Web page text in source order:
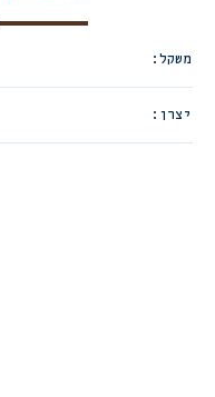
משקל
יצרן